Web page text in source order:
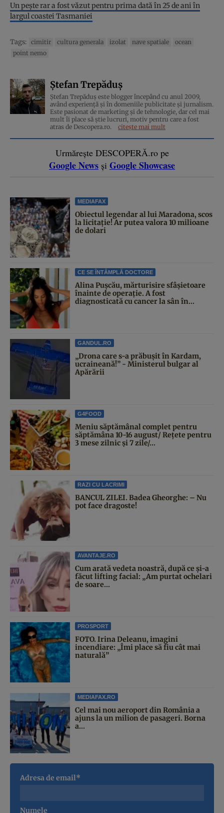
Un pește rar a fost văzut pentru prima dată în 25 de ani în
largul coastei Tasmaniei
Tags: cimitir cultura generala izolat nave spatiale
ocean
point nemo
Ștefan Trepăduș
Ștefan Trepăduș este blogger începând cu anul 2009,
având experiență și în domeniile publicitate și jurnalism.
Este pasionat de marketing și de tehnologie, dar cel mai
mult îi place să știe lucruri, motiv pentru care a fost
atras de Descopera.ro.
citește mai mult
Urmărește DESCOPERĂ.ro pe
Google News și Google Showcase
MEDIAFAX
Obiectul legendar al lui Maradona, scos
la licitație! Ar putea valora 10 milioane
de dolari
CE SE ÎNTÂMPLĂ DOCTORE
Alina Pușcău, mărturisire sfâșietoare
înainte de operație. A fost
diagnosticată cu cancer la sân în...
GANDUL.RO
„Drona care s-a prăbușit în Kardam,
ucraineană!” - Ministerul bulgar al
Apărării
G4FOOD
Meniu săptămânal complet pentru
săptămâna 10-16 august/ Rețete pentru
3 mese zilnic și 7 zile/...
RAZI CU LACRIMI
BANCUL ZILEI. Badea Gheorghe: – Nu
pot face dragoste!
AVANTAJE.RO
Cum arată vedeta noastră, după ce și-a
făcut lifting facial: „Am purtat ochelari
de soare...
PROSPORT
FOTO. Irina Deleanu, imagini
incendiare: „Îmi place să fiu cât mai
naturală”
MEDIAFAX.RO
Cel mai nou aeroport din România a
ajuns la un milion de pasageri. Borna
a...
Adresa de email*
Numele